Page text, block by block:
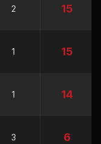
2 15
1 15
1 14
3 6